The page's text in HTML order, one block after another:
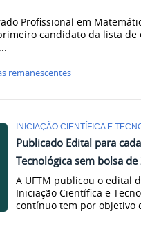
Profissional em
candidato da lista
remanescentes
INICIAÇÃO CIENTÍFICA E
Publicado Edital para
Tecnológica sem bolsa
A UFTM publicou o edital
Iniciação Científica e
contínuo tem por objetivo